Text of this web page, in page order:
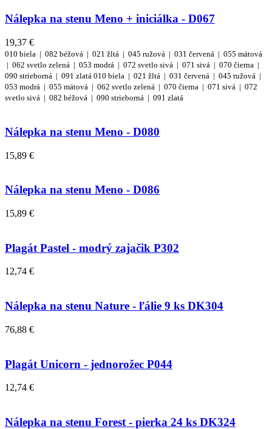
Nálepka na stenu Meno + iniciálka - D067
19,37 €
010 biela | 082 béžová | 021 žltá | 045 ružová | 031 červená | 055 mätová
| 062 svetlo zelená | 053 modrá | 072 svetlo sivá | 071 sivá | 070 čierna |
090 strieborná | 091 zlatá 010 biela | 021 žltá | 031 červená | 045 ružová |
053 modrá | 055 mätová | 062 svetlo zelená | 070 čierna | 071 sivá | 072
svetlo sivá | 082 béžová | 090 strieborná | 091 zlatá
Nálepka na stenu Meno - D080
15,89 €
Nálepka na stenu Meno - D086
15,89 €
Plagát Pastel - modrý zajačik P302
12,74 €
Nálepka na stenu Nature - ľálie 9 ks DK304
76,88 €
Plagát Unicorn - jednorožec P044
12,74 €
Nálepka na stenu Forest - pierka 24 ks DK324